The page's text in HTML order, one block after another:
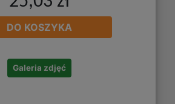
DO KOSZYKA
Galeria zdjęć